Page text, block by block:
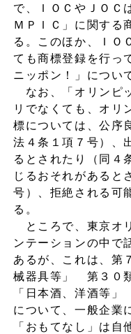
で、ＩＯＣやＪＯＣ
ＭＰＩＣ」に関する
る。このほか、ＩＯ
ても商標登録を行っ
ニッポン！」につい
なお、「オリンピ
リでなくても、オリ
標については、公序
法４条１項７号）、
るとされたり（同４
じるおそれがあると
号）、拒絶される可
る。
ところで、東京オ
ンテーションの中で
あるが、これは、第
械器具等」 第３０
「日本酒、洋酒等
について、一般企業
「おもてなし」は